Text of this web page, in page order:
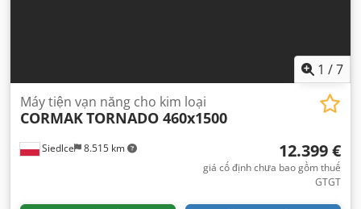
1 /7
Siedlce 8.515 km
Máy tiện vạn năng cho kim loại
CORMAKTORNADO 460x1500
12.399 €
giá cố định chưa bao gồm thuế
GTGT